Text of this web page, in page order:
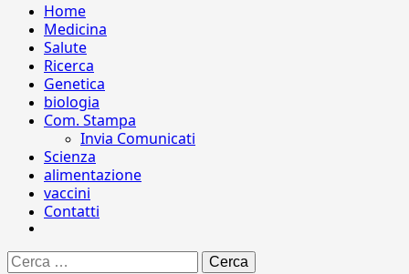
Home
Medicina
Salute
Ricerca
Genetica
biologia
Com. Stampa
Invia Comunicati
Scienza
alimentazione
vaccini
Contatti
Ricerca